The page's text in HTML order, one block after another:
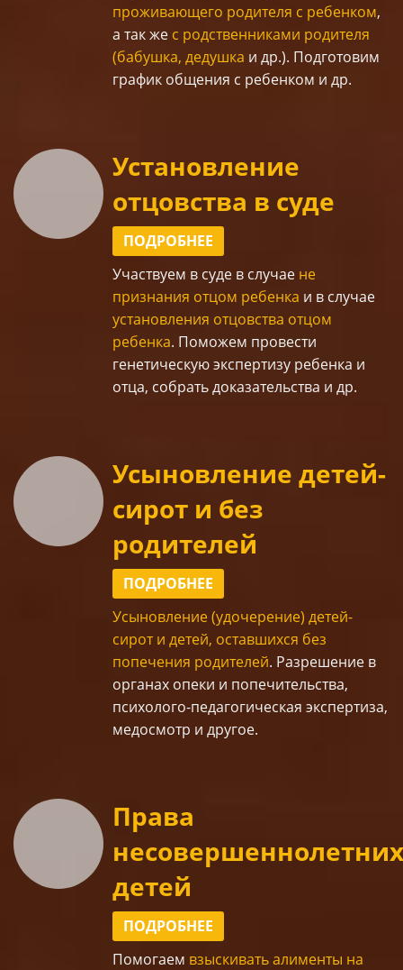
проживающего родителя с ребенком,
а так же с родственниками родителя
(бабушка, дедушка и др.). Подготовим
график общения с ребенком и др.
Установление
отцовства в суде
ПОДРОБНЕЕ
Участвуем в суде в случае не
признания отцом ребенка и в случае
установления отцовства отцом
ребенка. Поможем провести
генетическую экспертизу ребенка и
отца, собрать доказательства и др.
Усыновление детей-
сирот и без
родителей
ПОДРОБНЕЕ
Усыновление (удочерение) детей-
сирот и детей, оставшихся без
попечения родителей. Разрешение в
органах опеки и попечительства,
психолого-педагогическая экспертиза,
медосмотр и другое.
Права
несовершеннолетних
детей
ПОДРОБНЕЕ
Помогаем взыскивать алименты на